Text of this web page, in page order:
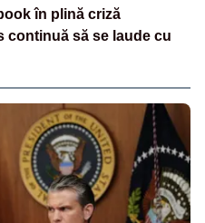
în plină criză
continuă să se laude cu